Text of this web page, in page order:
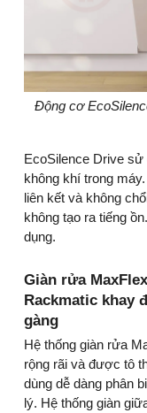
Động cơ
EcoSilence Drive sử
không khí trong
liên kết và không
không tạo ra tiếng
dụng.
Giàn rửa
Rackmatic khay
gàng
Hệ thống giàn rửa
rộng rãi và được tô
dùng dễ dàng phân
lý. Hệ thống giàn